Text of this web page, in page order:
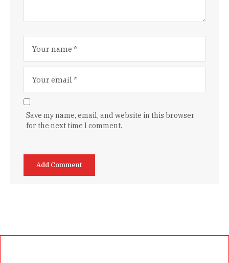
Save my name, email, and website in this browser
for the next time I comment.